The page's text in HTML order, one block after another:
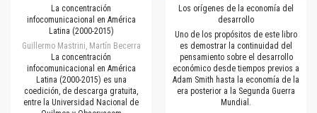
La concentración
infocomunicacional en América
Latina (2000-2015)
Guillermo Mastrini, Martín Becerra
La concentración
infocomunicacional en América
Latina (2000-2015) es una
coedición, de descarga gratuita,
entre la Universidad Nacional de
Los orígenes de la economía del
desarrollo
Uno de los propósitos de este libro
es demostrar la continuidad del
pensamiento sobre el desarrollo
económico desde tiempos previos a
Adam Smith hasta la economía de la
era posterior a la Segunda Guerra
Mundial.